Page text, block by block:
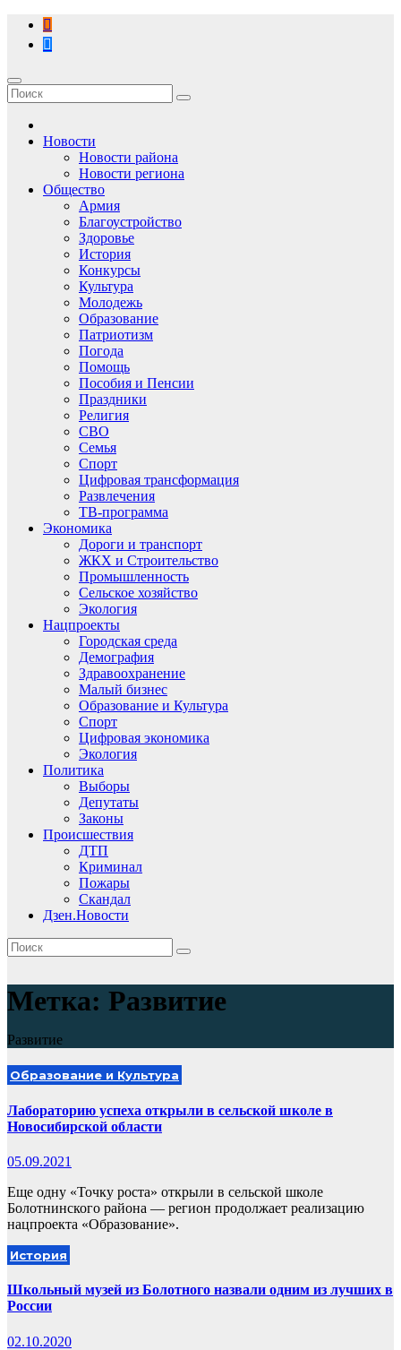
Перейти
содержимому
Новости
Новости района
Новости региона
Общество
Армия
Благоустройство
Здоровье
История
Конкурсы
Культура
Молодежь
Образование
Патриотизм
Погода
Помощь
Пособия и Пенсии
Праздники
Религия
СВО
Семья
Спорт
Цифровая трансформация
Развлечения
ТВ-программа
Экономика
Дороги и транспорт
ЖКХ и Строительство
Промышленность
Сельское хозяйство
Экология
Нацпроекты
Городская среда
Демография
Здравоохранение
Малый бизнес
Образование и Культура
Спорт
Цифровая экономика
Экология
Политика
Выборы
Депутаты
Законы
Происшествия
ДТП
Криминал
Пожары
Скандал
Дзен.Новости
Метка: Развитие
Развитие
Образование и Культура
Лабораторию успеха открыли в сельской школе в
Новосибирской области
05.09.2021
Еще одну «Точку роста» открыли в сельской школе
Болотнинского района — регион продолжает реализацию
нацпроекта «Образование».
История
Школьный музей из Болотного назвали одним из лучших в
России
02.10.2020